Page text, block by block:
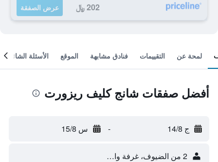
202 ﷼ عرض الصفقة
لمحة عن التقييمات فنادق مشابهة الموقع الأسئلة الشائعة
أفضل صفقات شانج كليف ريزورت
ج 14/8 - س 15/8
2 من الضيوف، غرفة واحدة